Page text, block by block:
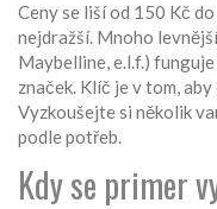
Ceny se liší od 150 Kč
nejdražší. Mnoho
Maybelline, e.l.f.)
značek. Klíč je v tom,
Vyzkoušejte si několik
podle potřeb.
Kdy se primer